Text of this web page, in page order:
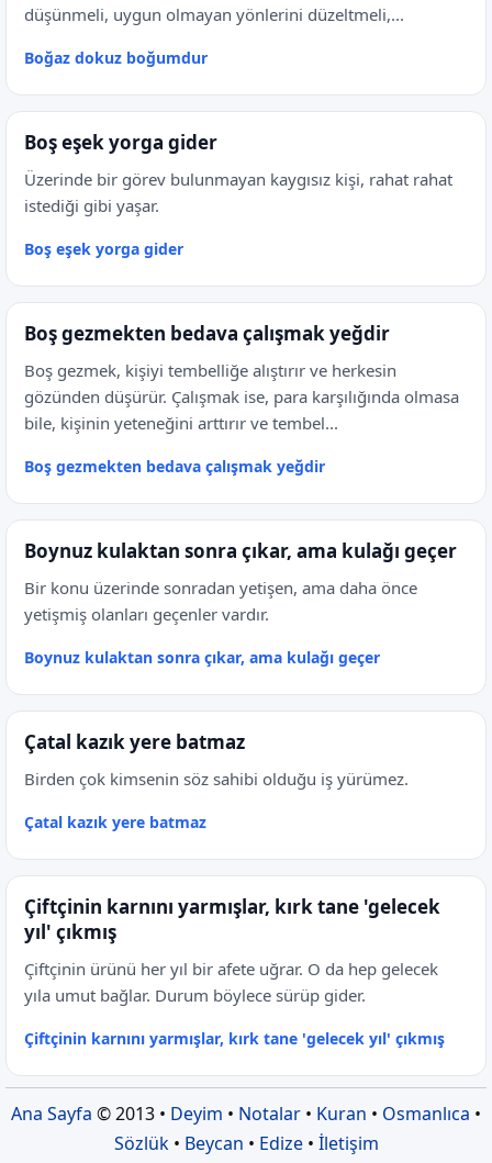
düşünmeli, uygun olmayan yönlerini düzeltmeli,...
Boğaz dokuz boğumdur
Boş eşek yorga gider
Üzerinde bir görev bulunmayan kaygısız kişi, rahat rahat
istediği gibi yaşar.
Boş eşek yorga gider
Boş gezmekten bedava çalışmak yeğdir
Boş gezmek, kişiyi tembelliğe alıştırır ve herkesin
gözünden düşürür. Çalışmak ise, para karşılığında olmasa
bile, kişinin yeteneğini arttırır ve tembel...
Boş gezmekten bedava çalışmak yeğdir
Boynuz kulaktan sonra çıkar, ama kulağı geçer
Bir konu üzerinde sonradan yetişen, ama daha önce
yetişmiş olanları geçenler vardır.
Boynuz kulaktan sonra çıkar, ama kulağı geçer
Çatal kazık yere batmaz
Birden çok kimsenin söz sahibi olduğu iş yürümez.
Çatal kazık yere batmaz
Çiftçinin karnını yarmışlar, kırk tane 'gelecek
yıl' çıkmış
Çiftçinin ürünü her yıl bir afete uğrar. O da hep gelecek
yıla umut bağlar. Durum böylece sürüp gider.
Çiftçinin karnını yarmışlar, kırk tane 'gelecek yıl' çıkmış
Ana Sayfa © 2013 • Deyim • Notalar • Kuran • Osmanlıca •
Sözlük• Beycan • Edize• İletişim